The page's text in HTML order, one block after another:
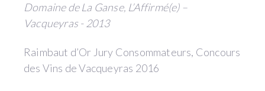
Domaine de La Ganse, L’Affirmé(e) –
Vacqueyras - 2013
Raimbaut d’Or Jury Consommateurs, Concours
des Vins de Vacqueyras 2016